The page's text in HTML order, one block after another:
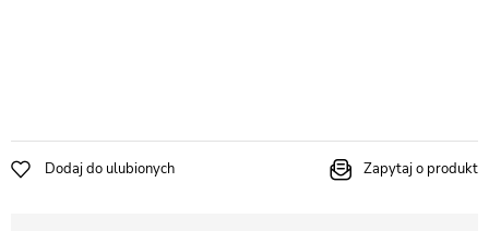
Dodaj do ulubionych Zapytaj o produkt